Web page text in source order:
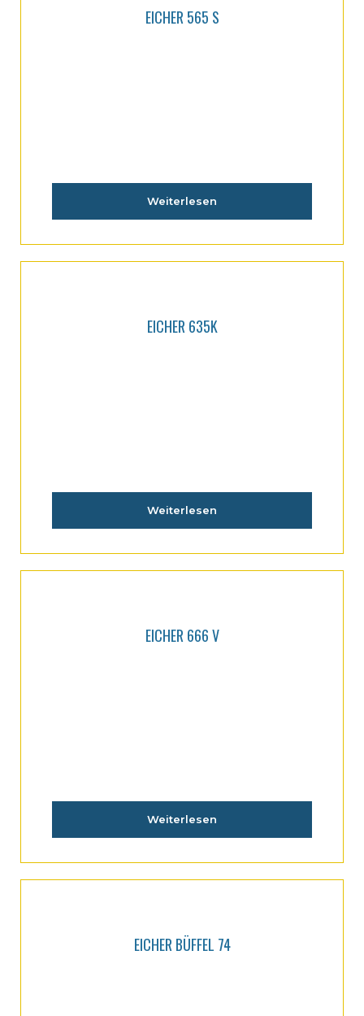
EICHER 565 S
Weiterlesen
EICHER 635K
Weiterlesen
EICHER 666 V
Weiterlesen
EICHER BÜFFEL 74